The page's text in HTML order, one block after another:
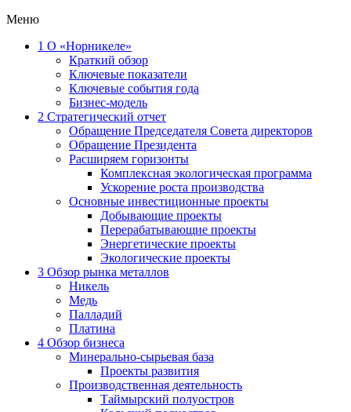
Меню
1 О «Норникеле»
Краткий обзор
Ключевые показатели
Ключевые события года
Бизнес-модель
2 Стратегический отчет
Обращение Председателя Совета директоров
Обращение Президента
Расширяем горизонты
Комплексная экологическая программа
Ускорение роста производства
Основные инвестиционные проекты
Добывающие проекты
Перерабатывающие проекты
Энергетические проекты
Экологические проекты
3 Обзор рынка металлов
Никель
Медь
Палладий
Платина
4 Обзор бизнеса
Минерально-сырьевая база
Проекты развития
Производственная деятельность
Таймырский полуостров